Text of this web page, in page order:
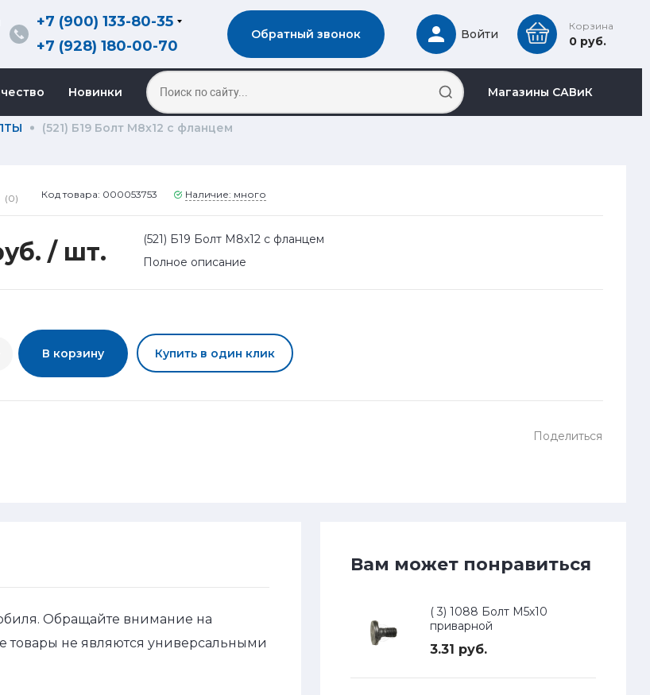
+7 (900) 133-80-35
+7 (928) 180-00-70
Обратный звонок Войти
Корзина
0 руб.
Новинки Магазины САВиК
(521) Б19 Болт М8х12 с фланцем
(0) Код товара: 000053753 Наличие: много
/ шт.
(521) Б19 Болт М8х12 с фланцем
Полное описание
В корзину Купить в один клик
Поделиться
Обращайте внимание на
товары не являются универсальными
Вам может понравиться
( 3) 1088 Болт М5х10
приварной
3.31 руб.